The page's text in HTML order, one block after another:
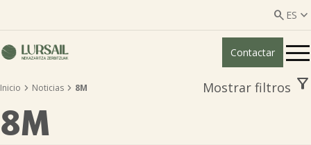
 ES 
ES
Quiénes somos
Guía transparencia
Contactar
Inicio  Noticias  8M
8M
Mostrar filtros filter_alt